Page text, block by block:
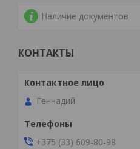
Наличие документов
КОНТАКТЫ
Геннадий
+375 (33) 609-80-98